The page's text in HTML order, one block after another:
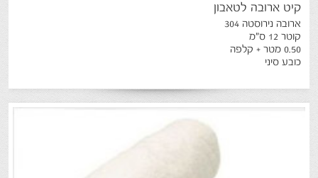
קיט ארובה לטאבון
ארובה נירוסטה 304
קוטר 12 ס"מ
0.50 מטר + קלפה
כובע סיני